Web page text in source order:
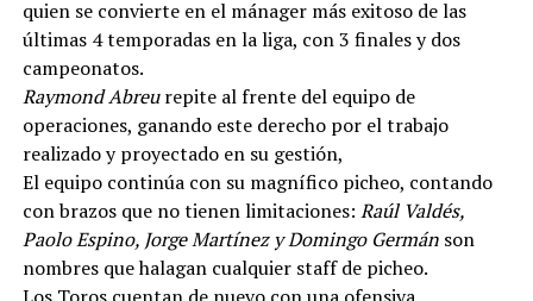
quien se convierte en el mánager más exitoso de las
últimas 4 temporadas en la liga, con 3 finales y dos
campeonatos.
Raymond Abreurepite al frente del equipo de
operaciones, ganando este derecho por el trabajo
realizado y proyectado en su gestión,
El equipo continúa con su magnífico picheo, contando
con brazos que no tienen limitaciones: Raúl Valdés,
Paolo Espino, Jorge Martínez y Domingo Germánson
nombres que halagan cualquier staff de picheo.